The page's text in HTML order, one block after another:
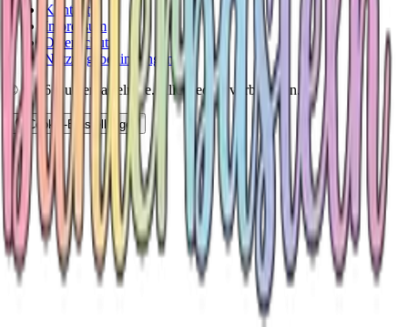
Kontakt
Impressum
Datenschutz
Nutzungsbedingungen
©2026Bunterbasteln.de. Alle Rechte vorbehalten.
Cookie-Einstellungen